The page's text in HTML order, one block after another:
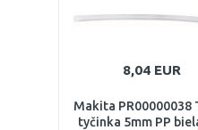
8,04 EUR
Makita PR00000038
tyčinka 5mm PP